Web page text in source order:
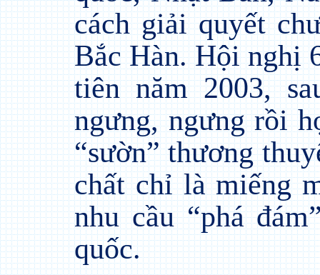
cách giải quyết
Bắc Hàn. Hội nghị
tiên năm 2003,
ngưng, ngưng rồi
“sườn” thương
chất chỉ là miếng
nhu cầu “phá
quốc.